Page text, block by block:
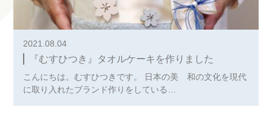
2021.08.04
『むすひつき』タオルケーキを作りました
こんにちは。むすひつきです。 日本の美 和の文化を現代
に取り入れたブランド作りをしている…